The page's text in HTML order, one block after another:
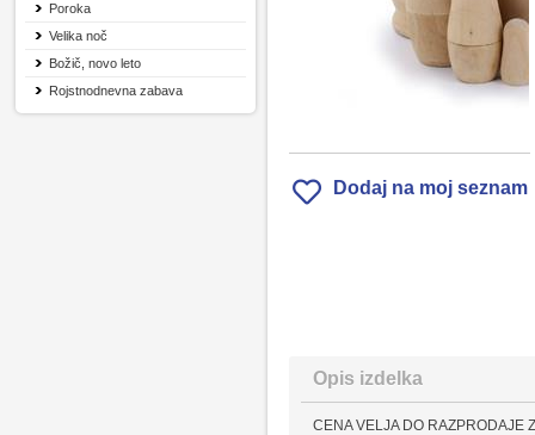
Poroka
Velika noč
Božič, novo leto
Rojstnodnevna zabava
Dodaj na moj seznam
Opis izdelka
CENA VELJA DO RAZPRODAJE